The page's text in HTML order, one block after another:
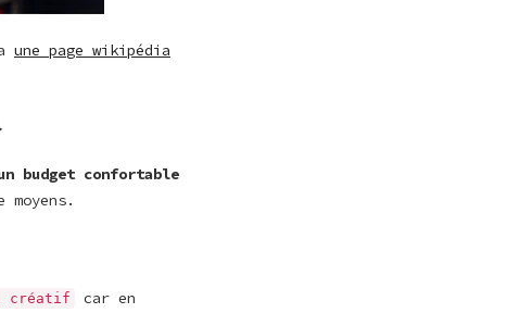
une page wikipédia
budget confortable
créatif
car en